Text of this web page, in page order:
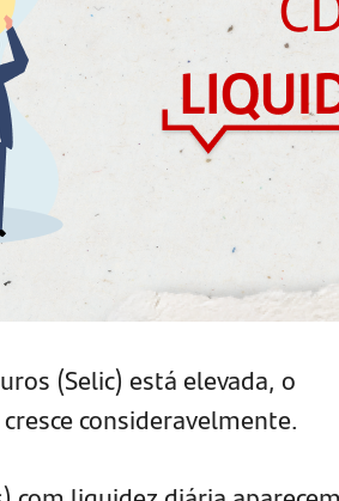
(Selic) está elevada, o
consideravelmente.